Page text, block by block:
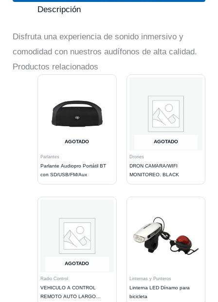
Descripción
Disfruta una experiencia de sonido inmersivo y
comodidad con nuestros audífonos de alta calidad.
Productos relacionados
AGOTADO
Parlantes
Parlante Audiopro Portátil BT
con SD/USB/FM/Aux
AGOTADO
Drones
DRON CAMARA/WIFI
MONITOREO. BLACK
AGOTADO
Radio Control
VEHICULO A CONTROL
REMOTO AUTO LARGO
Linternas y Punteros
Linterna LED Dínamo para
bicicleta